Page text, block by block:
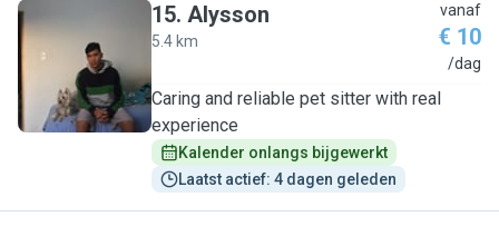
A
15. Alysson
5.4 km
vanaf
€ 10
/dag
Caring and reliable pet sitter with real
experience
Kalender onlangs bijgewerkt
Laatst actief: 4 dagen geleden